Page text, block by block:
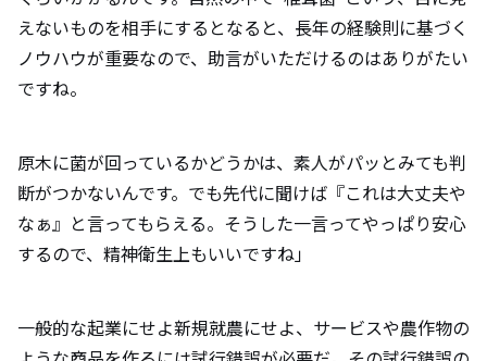
えないものを相手にするとなると、長年の経験則に基づく
ノウハウが重要なので、助言がいただけるのはありがたい
ですね。
原木に菌が回っているかどうかは、素人がパッとみても判
断がつかないんです。でも先代に聞けば『これは大丈夫や
なぁ』と言ってもらえる。そうした一言ってやっぱり安心
するので、精神衛生上もいいですね」
一般的な起業にせよ新規就農にせよ、サービスや農作物の